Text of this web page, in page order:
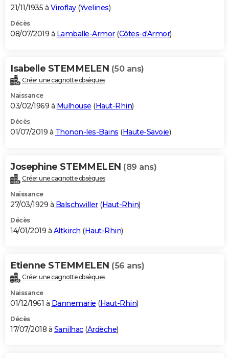
21/11/1935 à Viroflay(Yvelines)
Décès
08/07/2019 à Lamballe-Armor(Côtes-d'Armor)
Isabelle STEMMELEN (50 ans)
Créer une cagnotte obsèques
Naissance
03/02/1969 à Mulhouse (Haut-Rhin)
Décès
01/07/2019 à Thonon-les-Bains (Haute-Savoie)
Josephine STEMMELEN (89 ans)
Créer une cagnotte obsèques
Naissance
27/03/1929 à Balschwiller(Haut-Rhin)
Décès
14/01/2019 à Altkirch (Haut-Rhin)
Etienne STEMMELEN (56 ans)
Créer une cagnotte obsèques
Naissance
01/12/1961 à Dannemarie (Haut-Rhin)
Décès
17/07/2018 à Sanilhac(Ardèche)